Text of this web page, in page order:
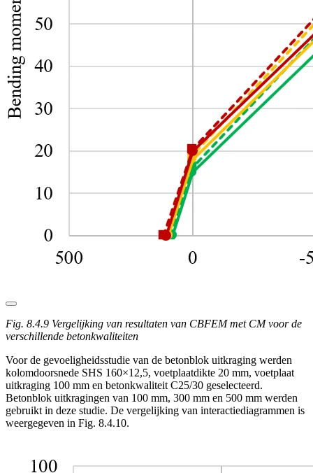
Fig. 8.4.9 Vergelijking van resultaten van CBFEM met CM voor de
verschillende betonkwaliteiten
Voor de gevoeligheidsstudie van de betonblok uitkraging werden
kolomdoorsnede SHS 160×12,5, voetplaatdikte 20 mm, voetplaat
uitkraging 100 mm en betonkwaliteit C25/30 geselecteerd.
Betonblok uitkragingen van 100 mm, 300 mm en 500 mm werden
gebruikt in deze studie. De vergelijking van interactiediagrammen is
weergegeven in Fig. 8.4.10.